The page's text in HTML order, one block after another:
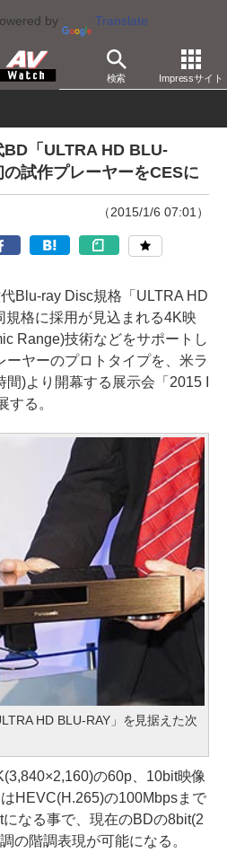
by Translate
検索 Impressサイト
レーヤー パナソニック
「ULTRA HD BLU-
試作プレーヤーをCESに
（2015/1/6 07:01）
Blu-ray Disc規格「ULTRA HD
規格に採用が見込まれる4K映
Range)技術などをサポートし
ーヤーのプロトタイプを、米ラ
)より開幕する展示会「2015 I
する。
HD BLU-RAY」を見据えた次
の60p、10bit映像
HEVC(H.265)の100Mbpsまで
なる事で、現在のBDの8bit(2
の階調表現が可能になる。